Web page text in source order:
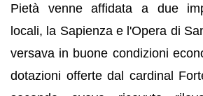
Pietà venne affidata a due
locali, la Sapienza e l'Opera di
versava in buone condizioni
dotazioni offerte dal cardinal